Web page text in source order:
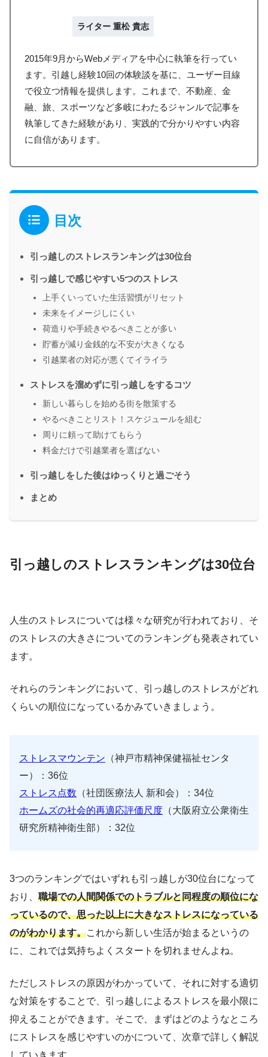
ライター 重松 貴志
2015年9月からWebメディアを中心に執筆を行ってい
ます。引越し経験10回の体験談を基に、ユーザー目線
で役立つ情報を提供します。これまで、不動産、金
融、旅、スポーツなど多岐にわたるジャンルで記事を
執筆してきた経験があり、実践的で分かりやすい内容
に自信があります。
目次
引っ越しのストレスランキングは30位台
引っ越しで感じやすい5つのストレス
上手くいっていた生活習慣がリセット
未来をイメージしにくい
荷造りや手続きやるべきことが多い
貯蓄が減り金銭的な不安が大きくなる
引越業者の対応が悪くてイライラ
ストレスを溜めずに引っ越しをするコツ
新しい暮らしを始める街を散策する
やるべきことリスト！スケジュールを組む
周りに頼って助けてもらう
料金だけで引越業者を選ばない
引っ越しをした後はゆっくりと過ごそう
まとめ
引っ越しのストレスランキングは30位台
人生のストレスについては様々な研究が行われており、そ
のストレスの大きさについてのランキングも発表されてい
ます。
それらのランキングにおいて、引っ越しのストレスがどれ
くらいの順位になっているかみていきましょう。
ストレスマウンテン （神戸市精神保健福祉センタ
ー）：36位
ストレス点数 （社団医療法人 新和会）：34位
ホームズの社会的再適応評価尺度 （大阪府立公衆衛生
研究所精神衛生部）：32位
3つのランキングではいずれも引っ越しが30位台になって
おり、 職場での人間関係でのトラブルと同程度の順位にな
っているので、思った以上に大きなストレスになっている
のがわかります。これから新しい生活が始まるというの
に、これでは気持ちよくスタートを切れませんよね。
ただしストレスの原因がわかっていて、それに対する適切
な対策をすることで、引っ越しによるストレスを最小限に
抑えることができます。そこで、まずはどのようなところ
にストレスを感じやすいのかについて、次章で詳しく解説